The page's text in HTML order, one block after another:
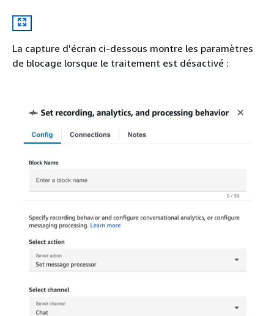
La capture d'écran ci-dessous montre les paramètres
de blocage lorsque le traitement est désactivé :